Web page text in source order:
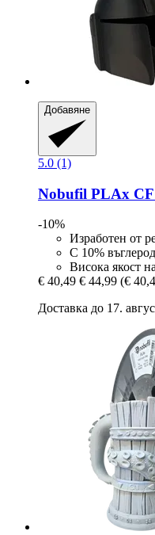
Добавяне
5.0 (1)
Nobufil PLAx CF
-10%
Изработен от
С 10%
Висока якост
€ 40,49 € 44,99 (€
Доставка до 17.